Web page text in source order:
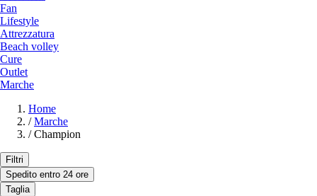
Fan
Lifestyle
Attrezzatura
Beach volley
Cure
Outlet
Marche
Home
/ Marche
/ Champion
Filtri
Spedito entro 24 ore
Taglia